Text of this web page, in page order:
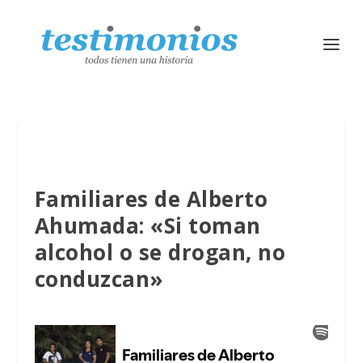
Familiares de Alberto
Ahumada: «Si toman
alcohol o se drogan, no
conduzcan»